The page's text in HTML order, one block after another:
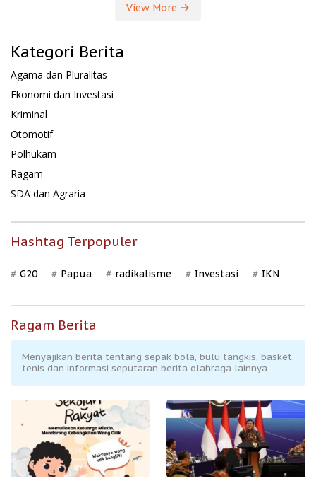
View More
Kategori Berita
Agama dan Pluralitas
Ekonomi dan Investasi
Kriminal
Otomotif
Polhukam
Ragam
SDA dan Agraria
Hashtag Terpopuler
G20 Papua radikalisme Investasi IKN
Ragam Berita
Menyajikan berita tentang sepak bola, bulu tangkis, basket,
tenis dan informasi seputaran berita olahraga lainnya